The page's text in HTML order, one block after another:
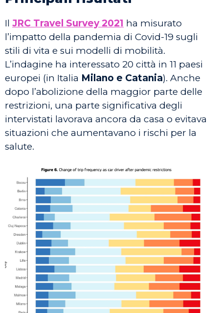
Il JRC Travel Survey 2021 ha misurato
l’impatto della pandemia di Covid-19 sugli
stili di vita e sui modelli di mobilità.
L’indagine ha interessato 20 città in 11 paesi
europei (in Italia Milano e Catania). Anche
dopo l’abolizione della maggior parte delle
restrizioni, una parte significativa degli
intervistati lavorava ancora da casa o evitava
situazioni che aumentavano i rischi per la
salute.